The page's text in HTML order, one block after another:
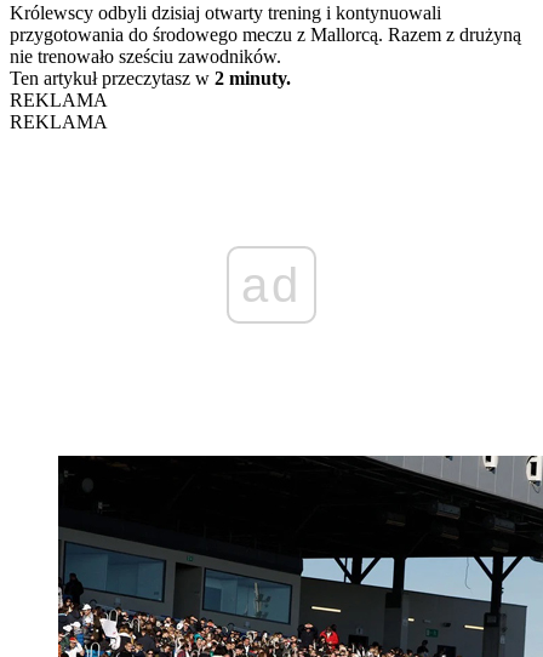
Królewscy odbyli dzisiaj otwarty trening i kontynuowali
przygotowania do środowego meczu z Mallorcą. Razem z drużyną
nie trenowało sześciu zawodników.
Ten artykuł przeczytasz w 2 minuty.
REKLAMA
REKLAMA
ad